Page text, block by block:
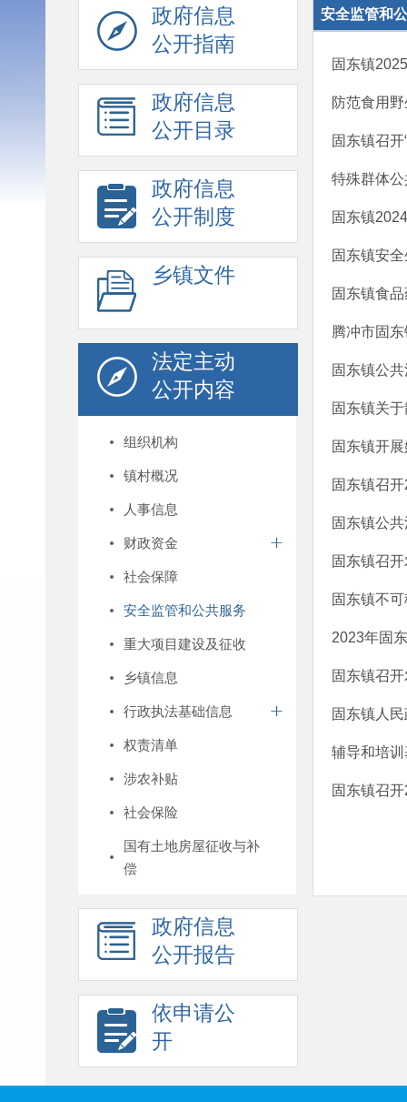
政府信息
公开指南
政府信息
公开目录
政府信息
公开制度
乡镇文件
法定主动
公开内容
组织机构
镇村概况
人事信息
财政资金
社会保障
安全监管和公共服务
重大项目建设及征收
乡镇信息
行政执法基础信息
权责清单
涉农补贴
社会保险
国有土地房屋征收与补
偿
政府信息
公开报告
依申请公
开
安全监管和
固东镇
防范食用
固东镇召
特殊群体
固东镇
固东镇安
固东镇食
腾冲市固
固东镇公
固东镇关
固东镇开
固东镇召
固东镇公
固东镇召
固东镇不
2023年固
固东镇召
固东镇人
辅导和培
固东镇召